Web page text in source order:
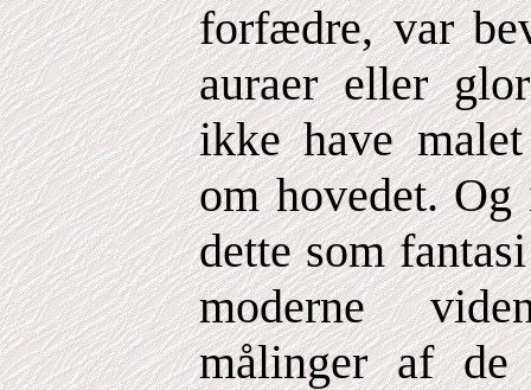
forfædre, var
auraer eller
ikke have
om hovedet.
dette som
moderne
målinger af de